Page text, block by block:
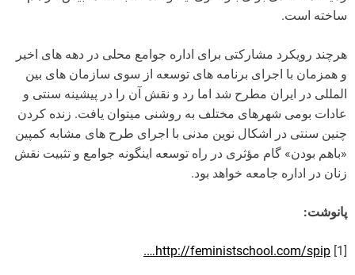
ساخته است.
هرچند رویکرد مشارکتی برای اداره جوامع محلی در دهه های اخیر
و همزمان با اجرای برنامه های توسعه از سوی سازمان های بین
المللی در ایران مطرح شد اما رد و نقش آن را در پیشینه سنتی و
عادات بومی شهرهای مختلف به روشنی میتوان یافت. زنده کردن
چنین سنتی در اشکال نوین مدنی با اجرای طرح های مشابه کمپین
«باهم بودن» گام مؤثری در راه توسعه اینگونه جوامع و تثبیت نقش
زنان در اداره جامعه خواهد بود.
پانوشت:
[1]
http://feministschool.com/spip….